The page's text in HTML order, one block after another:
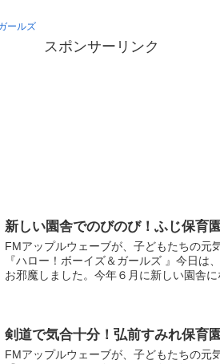
ールズ
スポンサーリンク
新しい園舎でのびのび！ふじ保育園
FMアップルウェーブが、子どもたちの元
『ハロー！ボーイズ＆ガールズ 』今日は
お邪魔しました。今年６月に新しい園舎に
剣道で気合十分！弘前すみれ保育園
FMアップルウェーブが、子どもたちの元